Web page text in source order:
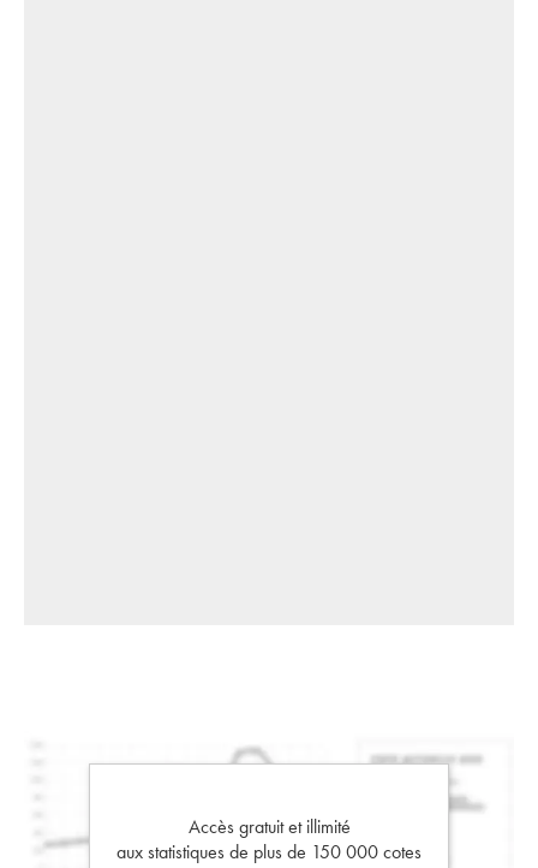
Accès gratuit et illimité
aux statistiques de plus de 150 000 cotes